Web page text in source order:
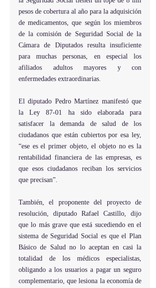
pesos de cobertura al año para la adquisición
de medicamentos, que según los miembros
de la comisión de Seguridad Social de la
Cámara de Diputados resulta insuficiente
para muchas personas, en especial los
afiliados adultos mayores y con
enfermedades extraordinarias.
El diputado Pedro Martínez manifestó que
la Ley 87-01 ha sido elaborada para
satisfacer la demanda de salud de los
ciudadanos que están cubiertos por esa ley,
“ese es el primer objeto, el objeto no es la
rentabilidad financiera de las empresas, es
que esos ciudadanos reciban los servicios
que precisan”.
También, el proponente del proyecto de
resolución, diputado Rafael Castillo, dijo
que lo más grave que está sucediendo en el
sistema de Seguridad Social es que el Plan
Básico de Salud no lo aceptan en casi la
totalidad de los médicos especialistas,
obligando a los usuarios a pagar un seguro
complementario, que lesiona la economía de